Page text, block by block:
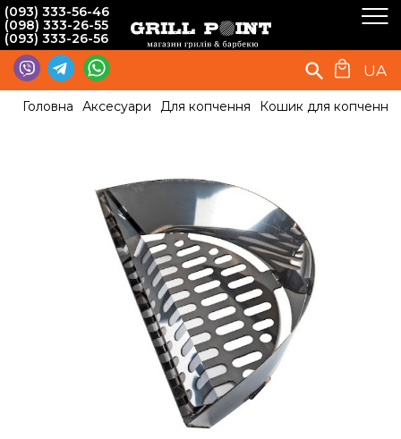
(093) 333-56-46
(098) 333-26-55
(093) 333-26-56
UA
Головна Аксесуари Для копчення Кошик для копчення